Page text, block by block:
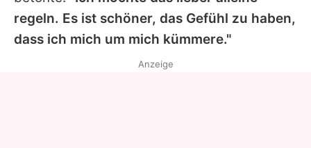
regeln. Es ist schöner, das Gefühl zu haben,
dass ich mich um mich kümmere."
Anzeige